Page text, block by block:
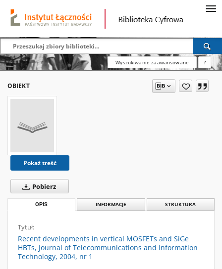
Wyszukiwanie zaawansowane ?
OBIEKT
Pokaż treść
Pobierz
OPIS INFORMACJE STRUKTURA
Tytuł:
Recent developments in vertical MOSFETs and SiGe
HBTs, Journal of Telecommunications and Information
Technology, 2004, nr 1